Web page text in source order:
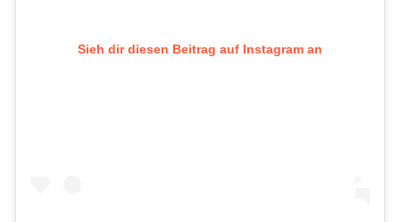
Sieh dir diesen Beitrag auf Instagram an